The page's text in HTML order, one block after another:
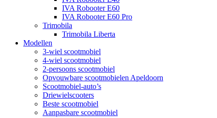
IVA Robooter E60
IVA Robooter E60 Pro
Trimobila
Trimobila Liberta
Modellen
3-wiel scootmobiel
4-wiel scootmobiel
2-persoons scootmobiel
Opvouwbare scootmobielen Apeldoorn
Scootmobiel-auto’s
Driewielscooters
Beste scootmobiel
Aanpasbare scootmobiel